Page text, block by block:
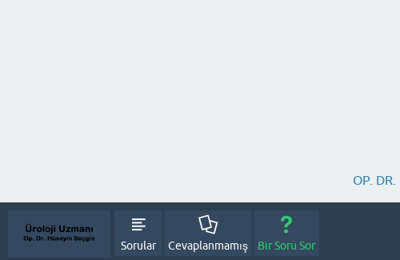
OP.
Sorular Cevaplanmamış Bir Soru Sor